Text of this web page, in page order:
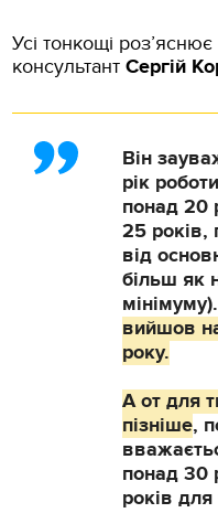
Усі тонкощі
консультантСергій
Він
рік
понад 20
25 років,
від
більш як
мінімуму).
вийшов
року.
А от для
пізніше,
понад 30
років для